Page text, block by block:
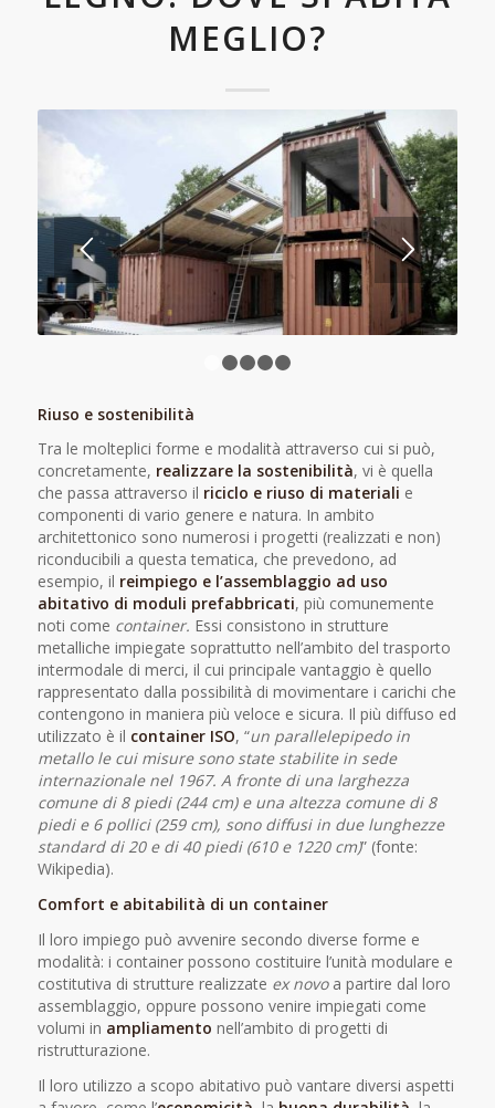
MEGLIO?
Riuso e sostenibilità
Tra le molteplici forme e modalità attraverso cui si può,
concretamente, realizzare la sostenibilità, vi è quella
che passa attraverso il riciclo e riuso di materiali e
componenti di vario genere e natura. In ambito
architettonico sono numerosi i progetti (realizzati e non)
riconducibili a questa tematica, che prevedono, ad
esempio, il reimpiego e l’assemblaggio ad uso
abitativo di moduli prefabbricati, più comunemente
noti come container. Essi consistono in strutture
metalliche impiegate soprattutto nell’ambito del trasporto
intermodale di merci, il cui principale vantaggio è quello
rappresentato dalla possibilità di movimentare i carichi che
contengono in maniera più veloce e sicura. Il più diffuso ed
utilizzato è il container ISO, “un parallelepipedo in
metallo le cui misure sono state stabilite in sede
internazionale nel 1967. A fronte di una larghezza
comune di 8 piedi (244 cm) e una altezza comune di 8
piedi e 6 pollici (259 cm), sono diffusi in due lunghezze
standard di 20 e di 40 piedi (610 e 1220 cm)” (fonte:
Wikipedia).
Comfort e abitabilità di un container
Il loro impiego può avvenire secondo diverse forme e
modalità: i container possono costituire l’unità modulare e
costitutiva di strutture realizzate ex novoa partire dal loro
assemblaggio, oppure possono venire impiegati come
volumi in ampliamento nell’ambito di progetti di
ristrutturazione.
Il loro utilizzo a scopo abitativo può vantare diversi aspetti